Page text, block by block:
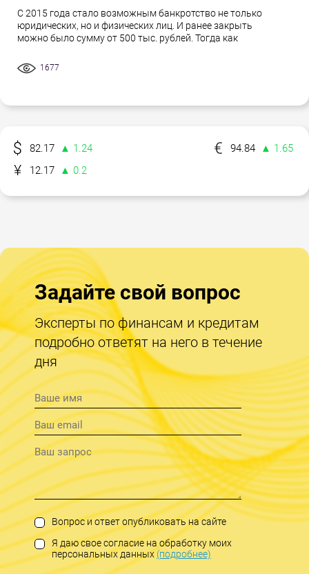
С 2015 года стало возможным банкротство не только
юридических, но и физических лиц. И ранее закрыть
можно было сумму от 500 тыс. рублей. Тогда как
1677
82.17 ▲ 1.24 94.84
▲ 1.65
12.17
▲ 0.2
Задайте свой вопрос
Эксперты по финансам и кредитам
подробно ответят на него в течение
дня
Вопрос и ответ опубликовать на сайте
Я даю свое согласие на обработку моих
персональных данных(подробнее)